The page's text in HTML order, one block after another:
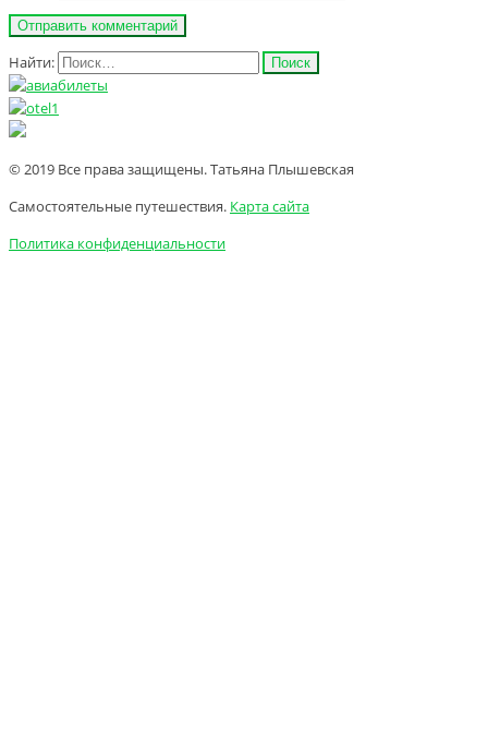
Найти:
© 2019 Все права защищены. Татьяна Плышевская
Самостоятельные путешествия. Карта сайта
Политика конфиденциальности